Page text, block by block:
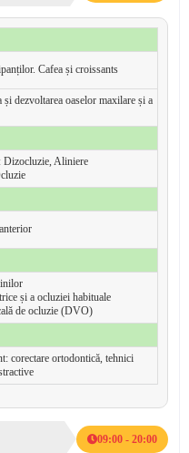
Cafea și croissants
și dezvoltarea oaselor maxilare și a
Aliniere
și a ocluziei habituale
de ocluzie (DVO)
corectare ortodontică, tehnici
09:00 - 20:00